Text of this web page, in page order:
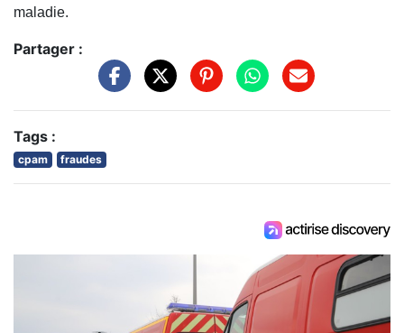
maladie.
Partager :
Tags :
cpam fraudes